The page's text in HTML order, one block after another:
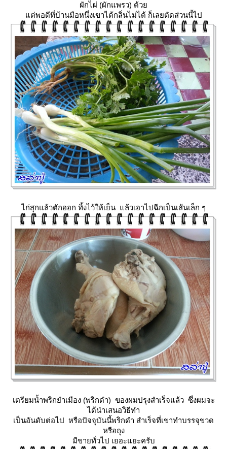
ผักไผ่ (ผักแพรว) ด้ว
ต่พอดีที่บ้านมือหนึ่งเขาได้กลิ่นไม่ได้ ก็เลยตัดส่วนนี้ไป
ไก่สุกแล้วตักออก ทิ้งไว้ให้เย็น แล้วเอาไปฉีกเป็นเส้นเล็ก ๆ
เตรียมน้ำพริกยำเมือง (พริกดำ) ของผมปรุงสำเร็จแล้ว ซึ่งผมจะ
ได้นำเสนอวิธีทำ
เป็นอันดับต่อไป หรือปัจจุบันนี้พริกดำ สำเร็จที่เขาทำบรรจุขวด
หรือถุง
มีขายทั่วไป เยอะแยะครับ